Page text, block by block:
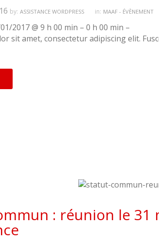
by: ASSISTANCE WORDPRESS in: MAAF - ÉVÈNEMENT
2017 @ 9 h 00 min – 0 h 00 min –
sit amet, consectetur adipiscing elit.
: réunion le 31